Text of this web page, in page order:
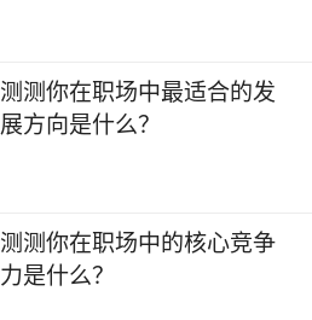
测测你在职场中最适合的发
展方向是什么？
​测测你在职场中的核心竞争
力是什么？